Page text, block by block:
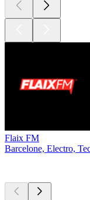
Flaix FM
Barcelone, Electro,